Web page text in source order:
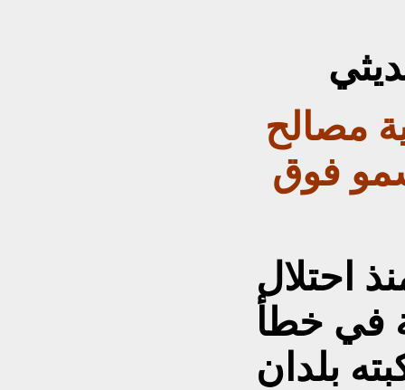
مصالح
فوق
احتلال
في خطأ
بلدان